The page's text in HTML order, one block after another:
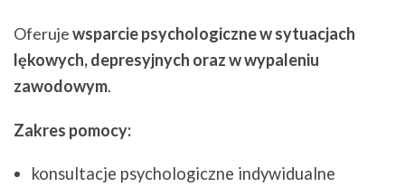
Oferujewsparcie psychologiczne w sytuacjach
lękowych, depresyjnych oraz w wypaleniu
zawodowym.
Zakres pomocy:
konsultacje psychologiczne indywidualne